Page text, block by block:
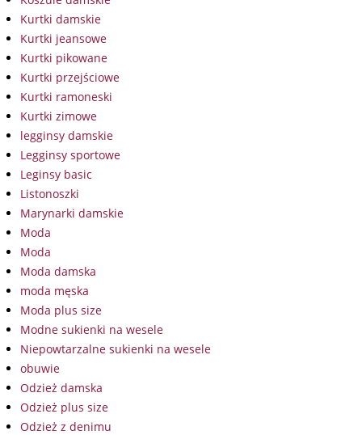
Kurtki damskie
Kurtki jeansowe
Kurtki pikowane
Kurtki przejściowe
Kurtki ramoneski
Kurtki zimowe
legginsy damskie
Legginsy sportowe
Leginsy basic
Listonoszki
Marynarki damskie
Moda
Moda
Moda damska
moda męska
Moda plus size
Modne sukienki na wesele
Niepowtarzalne sukienki na wesele
obuwie
Odzież damska
Odzież plus size
Odzież z denimu